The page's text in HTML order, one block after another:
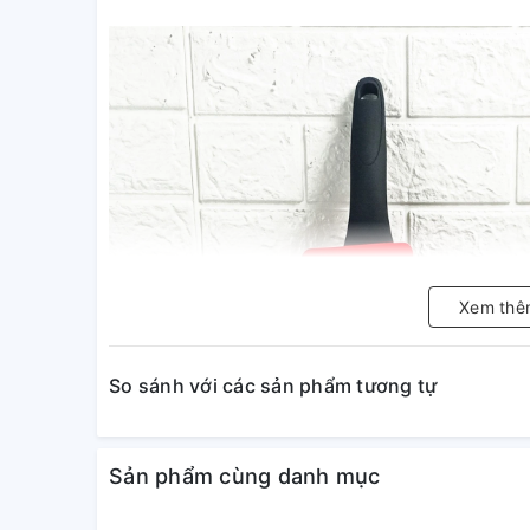
Xem
So sánh với các sản phẩm tương tự
Sản phẩm cùng danh mục